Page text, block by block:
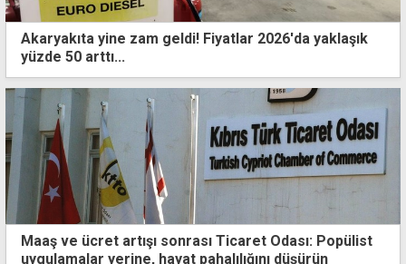
Akaryakıta yine zam geldi! Fiyatlar 2026'da yaklaşık
yüzde 50 arttı...
Maaş ve ücret artışı sonrası Ticaret Odası: Popülist
uygulamalar yerine, hayat pahalılığını düşürün